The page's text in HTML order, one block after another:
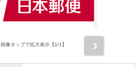
画像タップで拡大表示【1/1】